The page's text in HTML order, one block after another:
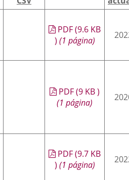
externa.externa.
PDF(9.6 KB
) (1 página)
PDF(9 KB)
(1 página)
PDF(9.7 KB
) (1 página)